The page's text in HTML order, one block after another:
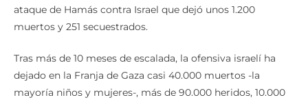
ataque de Hamás contra Israel que dejó unos 1.200
muertos y 251 secuestrados.
Tras más de 10 meses de escalada, la ofensiva israelí ha
dejado en la Franja de Gaza casi 40.000 muertos -la
mayoría niños y mujeres-, más de 90.000 heridos, 10.000